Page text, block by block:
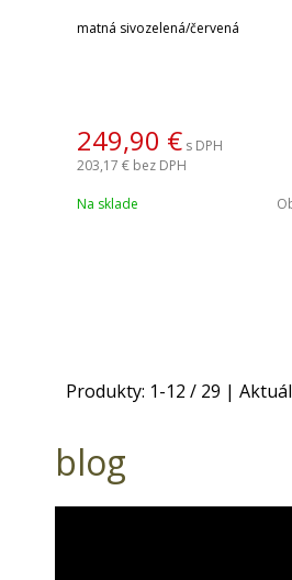
matná sivozelená/červená
249,90 € s DPH
203,17 € bez DPH
Na sklade
Produkty: 1-12 / 29 |
blog